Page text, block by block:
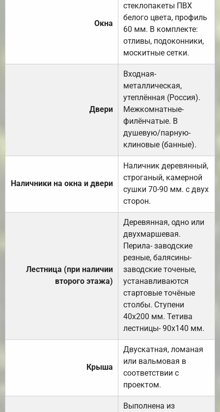
Окна
стеклопакеты ПВХ
белого цвета, профиль
60 мм. В комплекте:
отливы, подоконники,
москитные сетки.
Двери
Входная-
металлическая,
утеплённая (Россия).
Межкомнатные-
филёнчатые. В
душевую/парную-
клиновые (банные).
Наличники на окна и двери
Наличник деревянный,
строганый, камерной
сушки 70-90 мм. с двух
сторон.
Лестница (при наличии
второго этажа)
Деревянная, одно или
двухмаршевая.
Перила- заводские
резные, балясины-
заводские точеные,
устанавливаются
стартовые точёные
столбы. Ступени
40х200 мм. Тетива
лестницы- 90х140 мм.
Крыша
Двускатная, ломаная
или вальмовая в
соответствии с
проектом.
Выполнена из